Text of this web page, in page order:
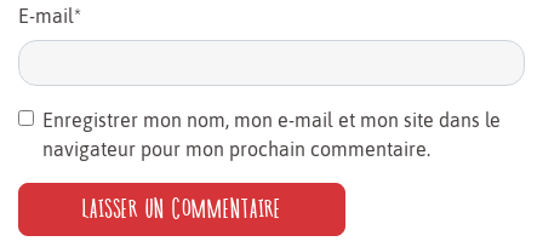
E-mail*
Enregistrer mon nom, mon e-mail et mon site dans le
navigateur pour mon prochain commentaire.